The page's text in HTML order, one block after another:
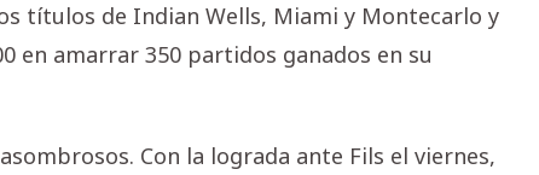
títulos de Indian Wells, Miami y Montecarlo y
en amarrar 350 partidos ganados en su
Con la lograda ante Fils el viernes,